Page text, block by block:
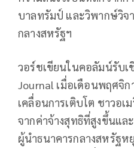
บาลทรัมป์ และวิพากษ์วิจ
กลางสหรัฐฯ
วอร์ชเขียนในคอลัมน์รับ
Journal เมื่อเดือนพฤศจิ
เคลื่อนการเติบโต ชาวอ
จากค่าจ้างสุทธิที่สูงขึ้นแ
ผู้นำธนาคารกลางสหรัฐ